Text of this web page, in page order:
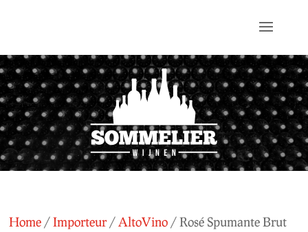
Home /Importeur/ AltoVino / Rosé Spumante Brut